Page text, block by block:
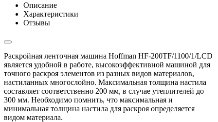
Описание
Характеристики
Отзывы
Раскройная ленточная машина Hoffman HF-200TF/1100/1/LCD
является удобной в работе, высокоэффективной машиной для
точного раскроя элементов из разных видов материалов,
настиланных многослойно. Максимальная толщина настила
составляет соответственно 200 мм, в случае утеплителей до
300 мм. Необходимо помнить, что максимальная и
минимальная толщина настила для раскроя определяется
видом материала.